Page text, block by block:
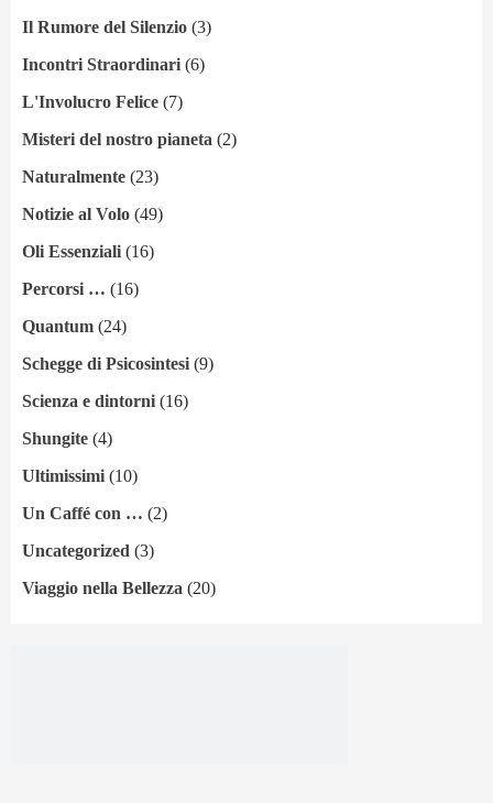
Il Rumore del Silenzio (3)
Incontri Straordinari (6)
L'Involucro Felice (7)
Misteri del nostro pianeta (2)
Naturalmente (23)
Notizie al Volo (49)
Oli Essenziali (16)
Percorsi … (16)
Quantum (24)
Schegge di Psicosintesi (9)
Scienza e dintorni (16)
Shungite (4)
Ultimissimi (10)
Un Caffé con … (2)
Uncategorized (3)
Viaggio nella Bellezza (20)